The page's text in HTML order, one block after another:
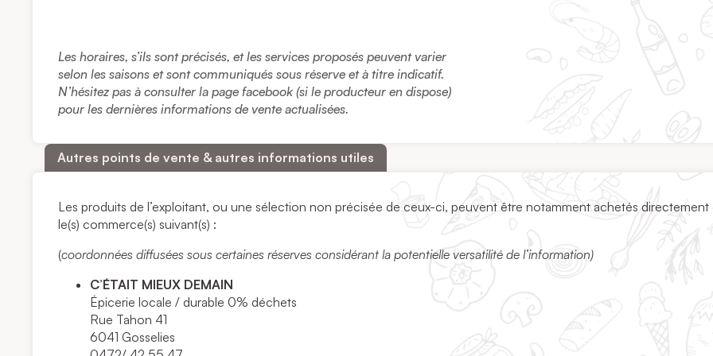
Les horaires, s’ils sont précisés, et les services proposés peuvent varier
selon les saisons et sont communiqués sous réserve et à titre indicatif.
N’hésitez pas à consulter la page facebook (si le producteur en dispose)
pour les dernières informations de vente actualisées.
Autres points de vente & autres informations utiles
Les produits de l’exploitant, ou une sélection non précisée de ceux-ci, peuvent être notamment achetés directement
le(s) commerce(s) suivant(s) :
(coordonnées diffusées sous certaines réserves considérant la potentielle versatilité de l’information)
C’ÉTAIT MIEUX DEMAIN
Épicerie locale / durable 0% déchets
Rue Tahon 41
6041 Gosselies